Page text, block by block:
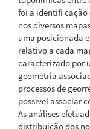
foi a identifi cação
nos diversos
uma posicionada
relativo a cada
caracterizado por
geometria
processos de
possível associar
As análises
distribuição dos